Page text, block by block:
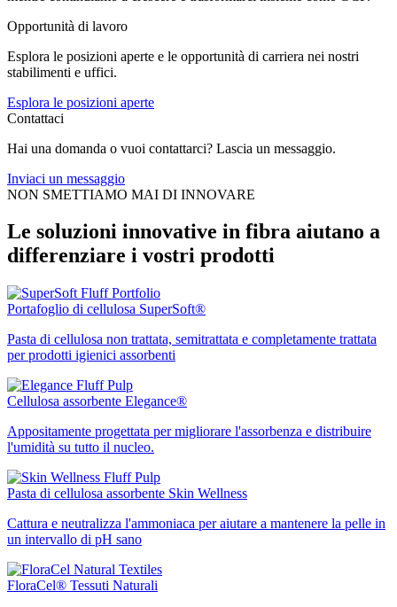
Opportunità di lavoro
Esplora le posizioni aperte e le opportunità di carriera nei nostri
stabilimenti e uffici.
Esplora le posizioni aperte
Contattaci
Hai una domanda o vuoi contattarci? Lascia un messaggio.
Inviaci un messaggio
NON SMETTIAMO MAI DI INNOVARE
Le soluzioni innovative in fibra aiutano a
differenziare i vostri prodotti
Portafoglio di cellulosa SuperSoft®
Pasta di cellulosa non trattata, semitrattata e completamente trattata
per prodotti igienici assorbenti
Cellulosa assorbente Elegance®
Appositamente progettata per migliorare l'assorbenza e distribuire
l'umidità su tutto il nucleo.
Pasta di cellulosa assorbente Skin Wellness
Cattura e neutralizza l'ammoniaca per aiutare a mantenere la pelle in
un intervallo di pH sano
FloraCel® Tessuti Naturali